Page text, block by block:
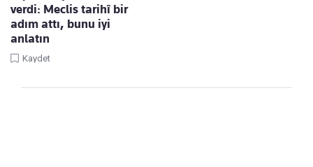
verdi: Meclis tarihî bir
adım attı, bunu iyi
anlatın
Kaydet